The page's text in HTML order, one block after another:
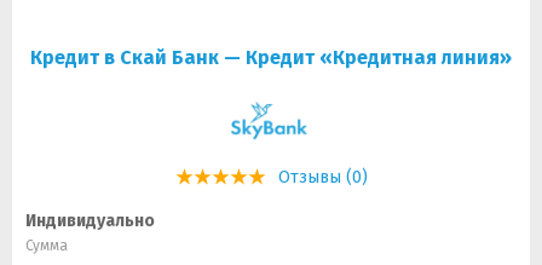
Кредит в Скай Банк — Кредит «Кредитная линия»
Отзывы (0)
Индивидуально
Сумма